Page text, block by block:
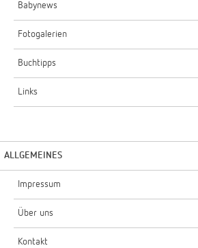
Babynews
Fotogalerien
Buchtipps
Links
ALLGEMEINES
Impressum
Über uns
Kontakt